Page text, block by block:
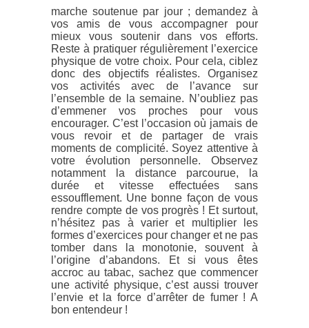
marche soutenue par jour ; demandez à
vos amis de vous accompagner pour
mieux vous soutenir dans vos efforts.
Reste à pratiquer régulièrement l’exercice
physique de votre choix. Pour cela, ciblez
donc des objectifs réalistes. Organisez
vos activités avec de l’avance sur
l’ensemble de la semaine. N’oubliez pas
d’emmener vos proches pour vous
encourager. C’est l’occasion où jamais de
vous revoir et de partager de vrais
moments de complicité. Soyez attentive à
votre évolution personnelle. Observez
notamment la distance parcourue, la
durée et vitesse effectuées sans
essoufflement. Une bonne façon de vous
rendre compte de vos progrès ! Et surtout,
n’hésitez pas à varier et multiplier les
formes d’exercices pour changer et ne pas
tomber dans la monotonie, souvent à
l’origine d’abandons. Et si vous êtes
accroc au tabac, sachez que commencer
une activité physique, c’est aussi trouver
l’envie et la force d’arrêter de fumer ! A
bon entendeur !